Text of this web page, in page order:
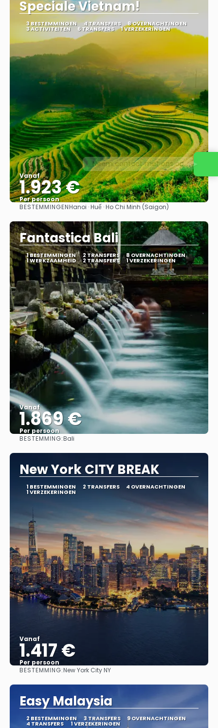
Speciale Vietnam!
3 BESTEMMINGEN 4 TRANSFERS 8 OVERNACHTINGEN
3 ACTIVITEITEN 6 TRANSFERS 1 VERZEKERINGEN
Vanaf
1.923 €
Per persoon
Bekijk
BESTEMMINGENHanoi · Huế · Ho Chi Minh (Saigon)
Fantastica Bali
1 BESTEMMINGEN 2 TRANSFERS 8 OVERNACHTINGEN
1 WERKZAAMHEID 2 TRANSFERS 1 VERZEKERINGEN
Vanaf
1.869 €
Per persoon
BESTEMMING:Bali
New York CITY BREAK
1 BESTEMMINGEN 2 TRANSFERS 4 OVERNACHTINGEN
1 VERZEKERINGEN
Vanaf
1.417 €
Per persoon
Bekijk
BESTEMMING:New York City NY
Easy Malaysia
2 BESTEMMINGEN 3 TRANSFERS 9 OVERNACHTINGEN
4 TRANSFERS 1 VERZEKERINGEN
Neem contact met ons op